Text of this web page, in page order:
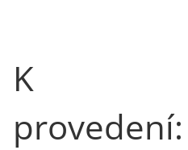
K
provedení: